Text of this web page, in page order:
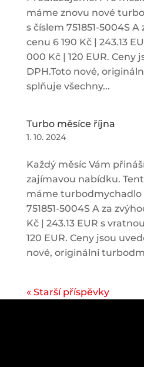
máme znovu nové
s číslem 751851-5004S
cenu 6 190 Kč | 243.13
000 Kč | 120 EUR. Ceny
DPH.Toto nové,
splňuje všechny...
Turbo měsíce října
1. 10. 2024
Každý měsíc Vám
zajímavou nabídku.
máme turbodmychadlo
751851-5004S A za
Kč | 243.13 EUR s
120 EUR. Ceny jsou
nové, originální
« Starší příspěvky